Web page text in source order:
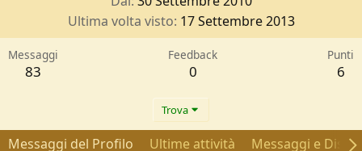
Ultima volta visto 17 Settembre 2013
Messaggi
83
Feedback
0
Punti
6
Trova
Messaggi del Profilo Ultime attività Messaggi e